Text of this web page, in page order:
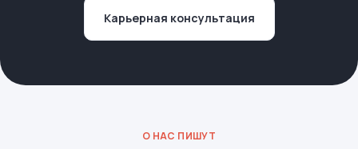
Карьерная консультация
О НАС ПИШУТ